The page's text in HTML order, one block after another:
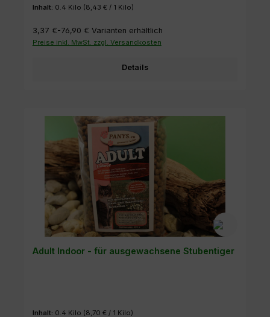
Inhalt: 0.4 Kilo (8,43 € / 1 Kilo)
3,37 €-76,90 € Varianten erhältlich
Preise inkl. MwSt. zzgl. Versandkosten
Details
Adult Indoor - für ausgewachsene Stubentiger
Inhalt: 0.4 Kilo (8,70 € / 1 Kilo)